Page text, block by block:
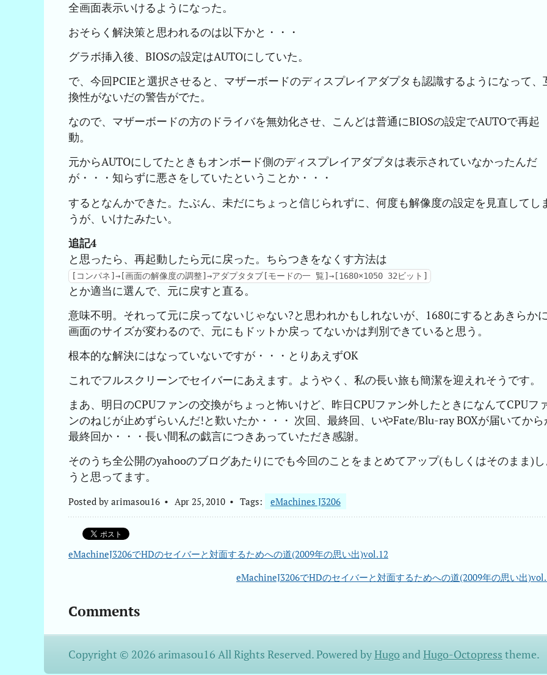
全画面表示いけるようになった。
おそらく解決策と思われるのは以下かと・・・
グラボ挿入後、BIOSの設定はAUTOにしていた。
で、今回PCIEと選択させると、マザーボードのディスプレイアダプタも認識するようになって、
換性がないだの警告がでた。
なので、マザーボードの方のドライバを無効化させ、こんどは普通にBIOSの設定でAUTOで再起
動。
元からAUTOにしてたときもオンボード側のディスプレイアダプタは表示されていなかったんだ
が・・・知らずに悪さをしていたということか・・・
するとなんかできた。たぶん、未だにちょっと信じられずに、何度も解像度の設定を見直してし
うが、いけたみたい。
追記4
と思ったら、再起動したら元に戻った。ちらつきをなくす方法は
[コンパネ]→[画面の解像度の調整]→アダプタタブ[モードの一 覧]→[1680×1050 32ビット]
とか適当に選んで、元に戻すと直る。
意味不明。それって元に戻ってないじゃない?と思われかもしれないが、1680にするとあきらか
画面のサイズが変わるので、元にもドットか戻っ てないかは判別できていると思う。
根本的な解決にはなっていないですが・・・とりあえずOK
これでフルスクリーンでセイバーにあえます。ようやく、私の長い旅も簡潔を迎えれそうです。
まあ、明日のCPUファンの交換がちょっと怖いけど、昨日CPUファン外したときになんてCPUフ
ンのねじが止めずらいんだ!と歎いたか・・・ 次回、最終回、いやFate/Blu-ray BOXが届いてから
最終回か・・・長い間私の戯言につきあっていただき感謝。
そのうち全公開のyahooのブログあたりにでも今回のことをまとめてアップ(もしくはそのまま)
うと思ってます。
Posted by arimasou16 Apr 25, 2010 Tags: eMachines J3206
eMachineJ3206でHDのセイバーと対面するためへの道(2009年の思い出)vol.12
eMachineJ3206でHDのセイバーと対面するためへの道(2009年の思い出
Comments
Copyright © 2026 arimasou16 All Rights Reserved.Powered byHugoandHugo-Octopress theme.